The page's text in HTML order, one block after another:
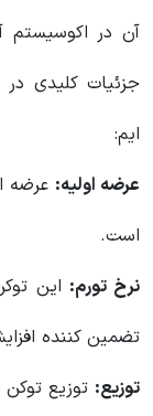
آن در اکوسیستم
ایم:
عرضه اولیه:
است.
نرخ تورم:
تضمین کننده
توزیع: توزیع توکن ARB به شرح زیر است: